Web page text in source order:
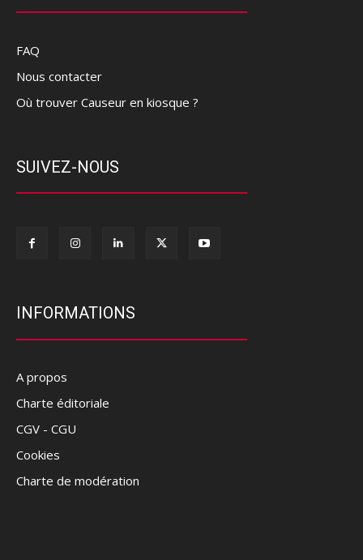
FAQ
Nous contacter
Où trouver Causeur en kiosque ?
SUIVEZ-NOUS
INFORMATIONS
A propos
Charte éditoriale
CGV - CGU
Cookies
Charte de modération